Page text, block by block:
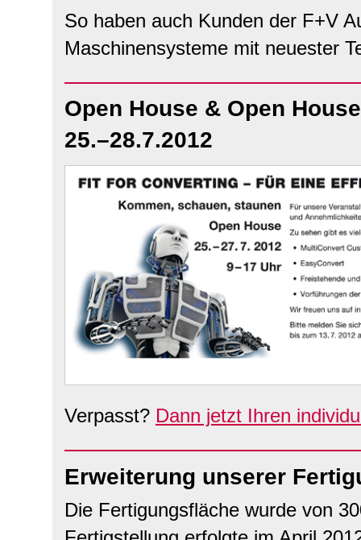
So haben auch Kunden der F+V
Maschinensysteme mit neuester
Open House & Open
25.–28.7.2012
Verpasst? Dann jetzt Ihren
Erweiterung unserer
Die Fertigungsfläche wurde von